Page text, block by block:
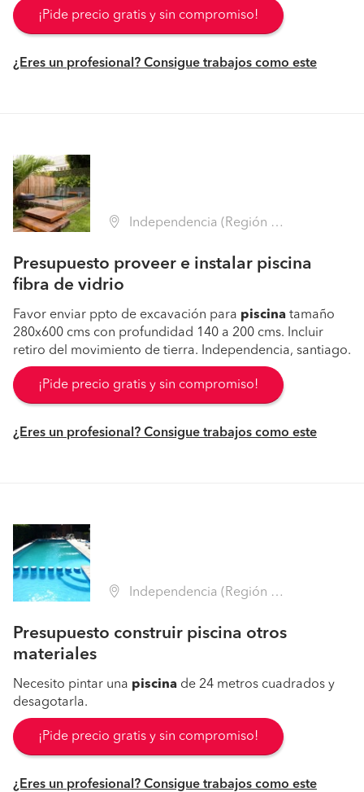
¡Pide precio gratis y sin compromiso!
¿Eres un profesional? Consigue trabajos como este
Independencia (Región Metropolitana - Santiago)
Presupuesto proveer e instalar piscina
fibra de vidrio
Favor enviar ppto de excavación para piscina tamaño
280x600 cms con profundidad 140 a 200 cms. Incluir
retiro del movimiento de tierra. Independencia, santiago.
¡Pide precio gratis y sin compromiso!
¿Eres un profesional? Consigue trabajos como este
Independencia (Región Metropolitana - Santiago)
Presupuesto construir piscina otros
materiales
Necesito pintar una piscina de 24 metros cuadrados y
desagotarla.
¡Pide precio gratis y sin compromiso!
¿Eres un profesional? Consigue trabajos como este